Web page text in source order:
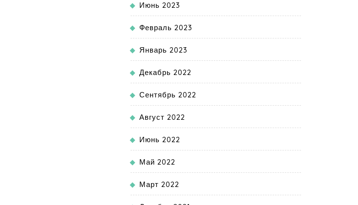
Июнь 2023
Февраль 2023
Январь 2023
Декабрь 2022
Сентябрь 2022
Август 2022
Июнь 2022
Май 2022
Март 2022